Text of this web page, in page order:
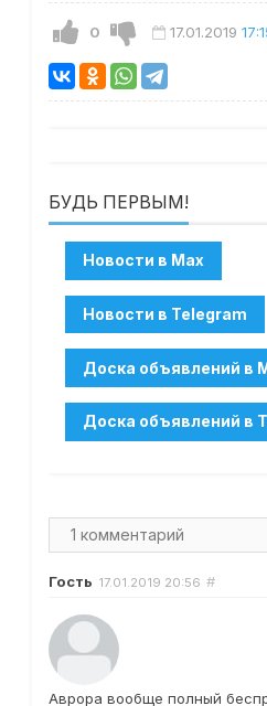
0 17.01.2019
БУДЬ ПЕРВЫМ!
Гость 17.01.2019 20:56 #
Аврора вообще полный